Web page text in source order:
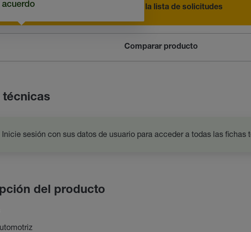
Añadir a la lista de solicitudes
Comparar producto
acuerdo
técnicas
Inicie sesión con sus datos de usuario para acceder a todas las fichas
del producto